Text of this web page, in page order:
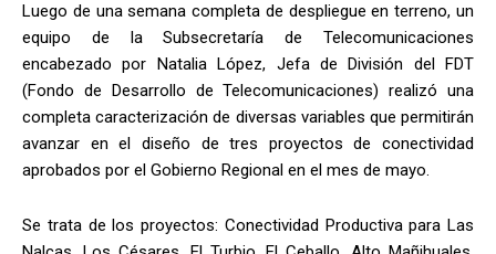
Luego de una semana completa de despliegue en terreno, un
equipo de la Subsecretaría de Telecomunicaciones
encabezado por Natalia López, Jefa de División del FDT
(Fondo de Desarrollo de Telecomunicaciones) realizó una
completa caracterización de diversas variables que permitirán
avanzar en el diseño de tres proyectos de conectividad
aprobados por el Gobierno Regional en el mes de mayo.
Se trata de los proyectos: Conectividad Productiva para Las